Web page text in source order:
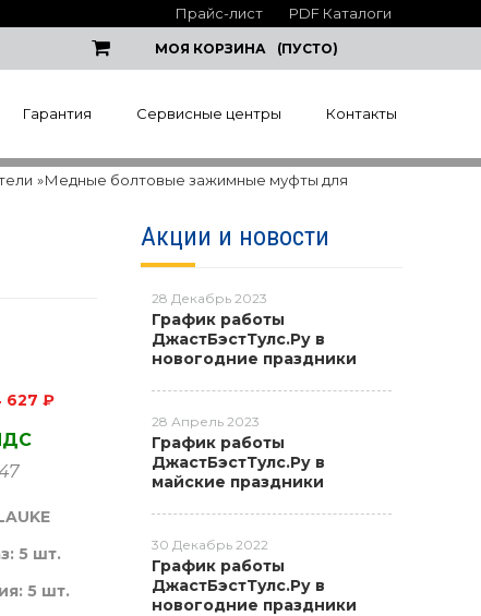
Прайс-лист PDF Каталоги
МОЯ КОРЗИНА (ПУСТО)
Гарантия Сервисные центры Контакты
»Медные болтовые зажимные муфты для
627 ₽
5 шт.
5 шт.
Акции и новости
28 Декабрь 2023
График работы
ДжастБэстТулс.Ру в
новогодние праздники
28 Апрель 2023
График работы
ДжастБэстТулс.Ру в
майские праздники
30 Декабрь 2022
График работы
ДжастБэстТулс.Ру в
новогодние праздники